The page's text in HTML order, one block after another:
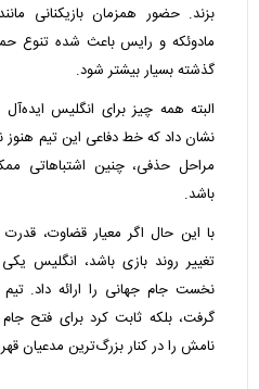
بزند. حضور همزمان بازیکنانی
مادوئکه و رایس باعث شده تنوع
گذشته بسیار بیشتر شود.
البته همه چیز برای انگلیس
نشان داد که خط دفاعی این تیم هنوز
مراحل حذفی، چنین اشتباهاتی
باشد.
با این حال اگر معیار قضاوت،
تغییر روند بازی باشد، انگلیس
نخست جام جهانی را ارائه داد.
نامش را در کنار بزرگ‌ترین مدعیان